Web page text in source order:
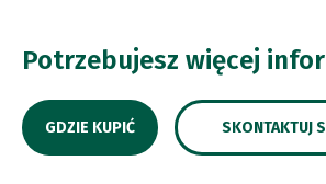
Potrzebujesz więcej
GDZIE KUPIĆ SKONTAKTUJ